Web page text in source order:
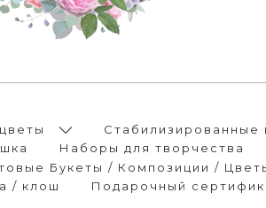
Стабилизированные
Наборы для творчества
Букеты / Композиции /
/ клош
Подарочный